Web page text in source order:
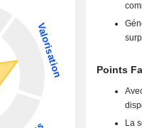
Points
La